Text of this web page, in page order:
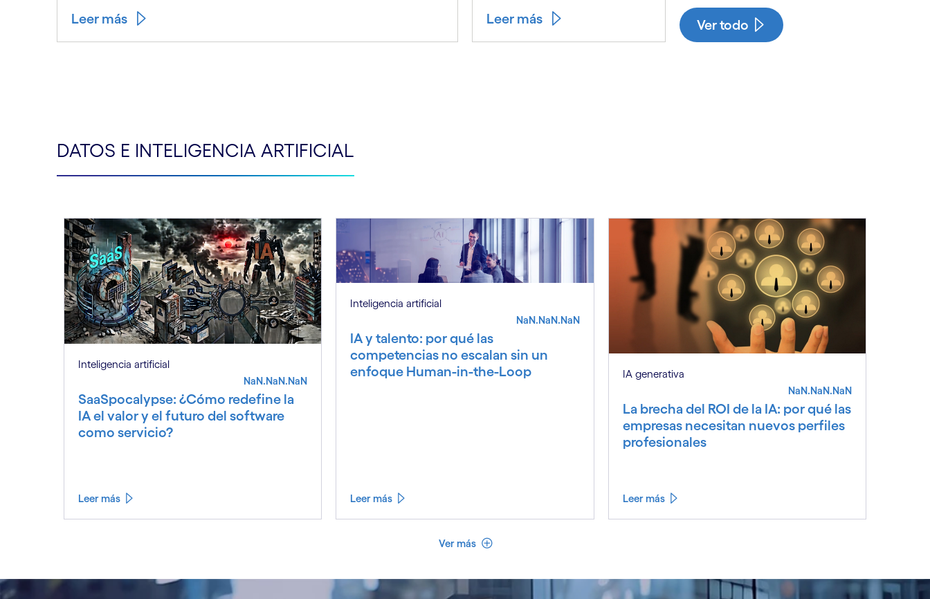
Leer más Leer más See more See less
Ver todo
DATOS E INTELIGENCIA ARTIFICIAL
Inteligencia artificial
NaN.NaN.NaN
SaaSpocalypse: ¿Cómo redefine la
IA el valor y el futuro del software
como servicio?
Leer más
Inteligencia artificial
NaN.NaN.NaN
IA y talento: por qué las
competencias no escalan sin un
enfoque Human-in-the-Loop
Leer más
IA generativa
NaN.NaN.NaN
La brecha del ROI de la IA: por qué las
empresas necesitan nuevos perfiles
profesionales
Leer más
Ver más Ver menos